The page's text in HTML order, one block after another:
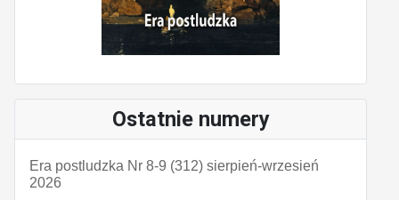
Ostatnie numery
Era postludzka Nr 8-9 (312) sierpień-wrzesień
2026